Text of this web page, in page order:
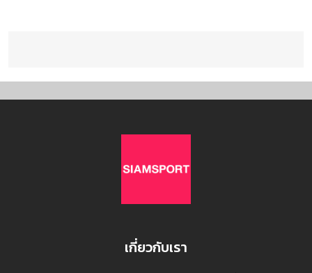
เกี่ยวกับเรา